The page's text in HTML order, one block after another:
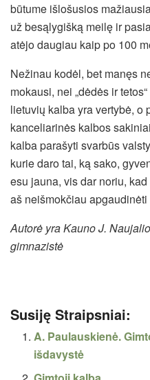
būtume išlošusios
už besąlygišką meilę ir
atėjo daugiau kaip po 100
Nežinau kodėl, bet manęs
mokausi, nei „dėdės ir
lietuvių kalba yra vertybė, o
kanceliarinės kalbos
kalba parašyti svarbūs
kurie daro tai, ką sako,
esu jauna, vis dar noriu,
aš neišmokčiau apgaudinėti
Autorė yra Kauno J.
gimnazistė
Susiję Straipsniai:
A. Paulauskienė.
išdavystė